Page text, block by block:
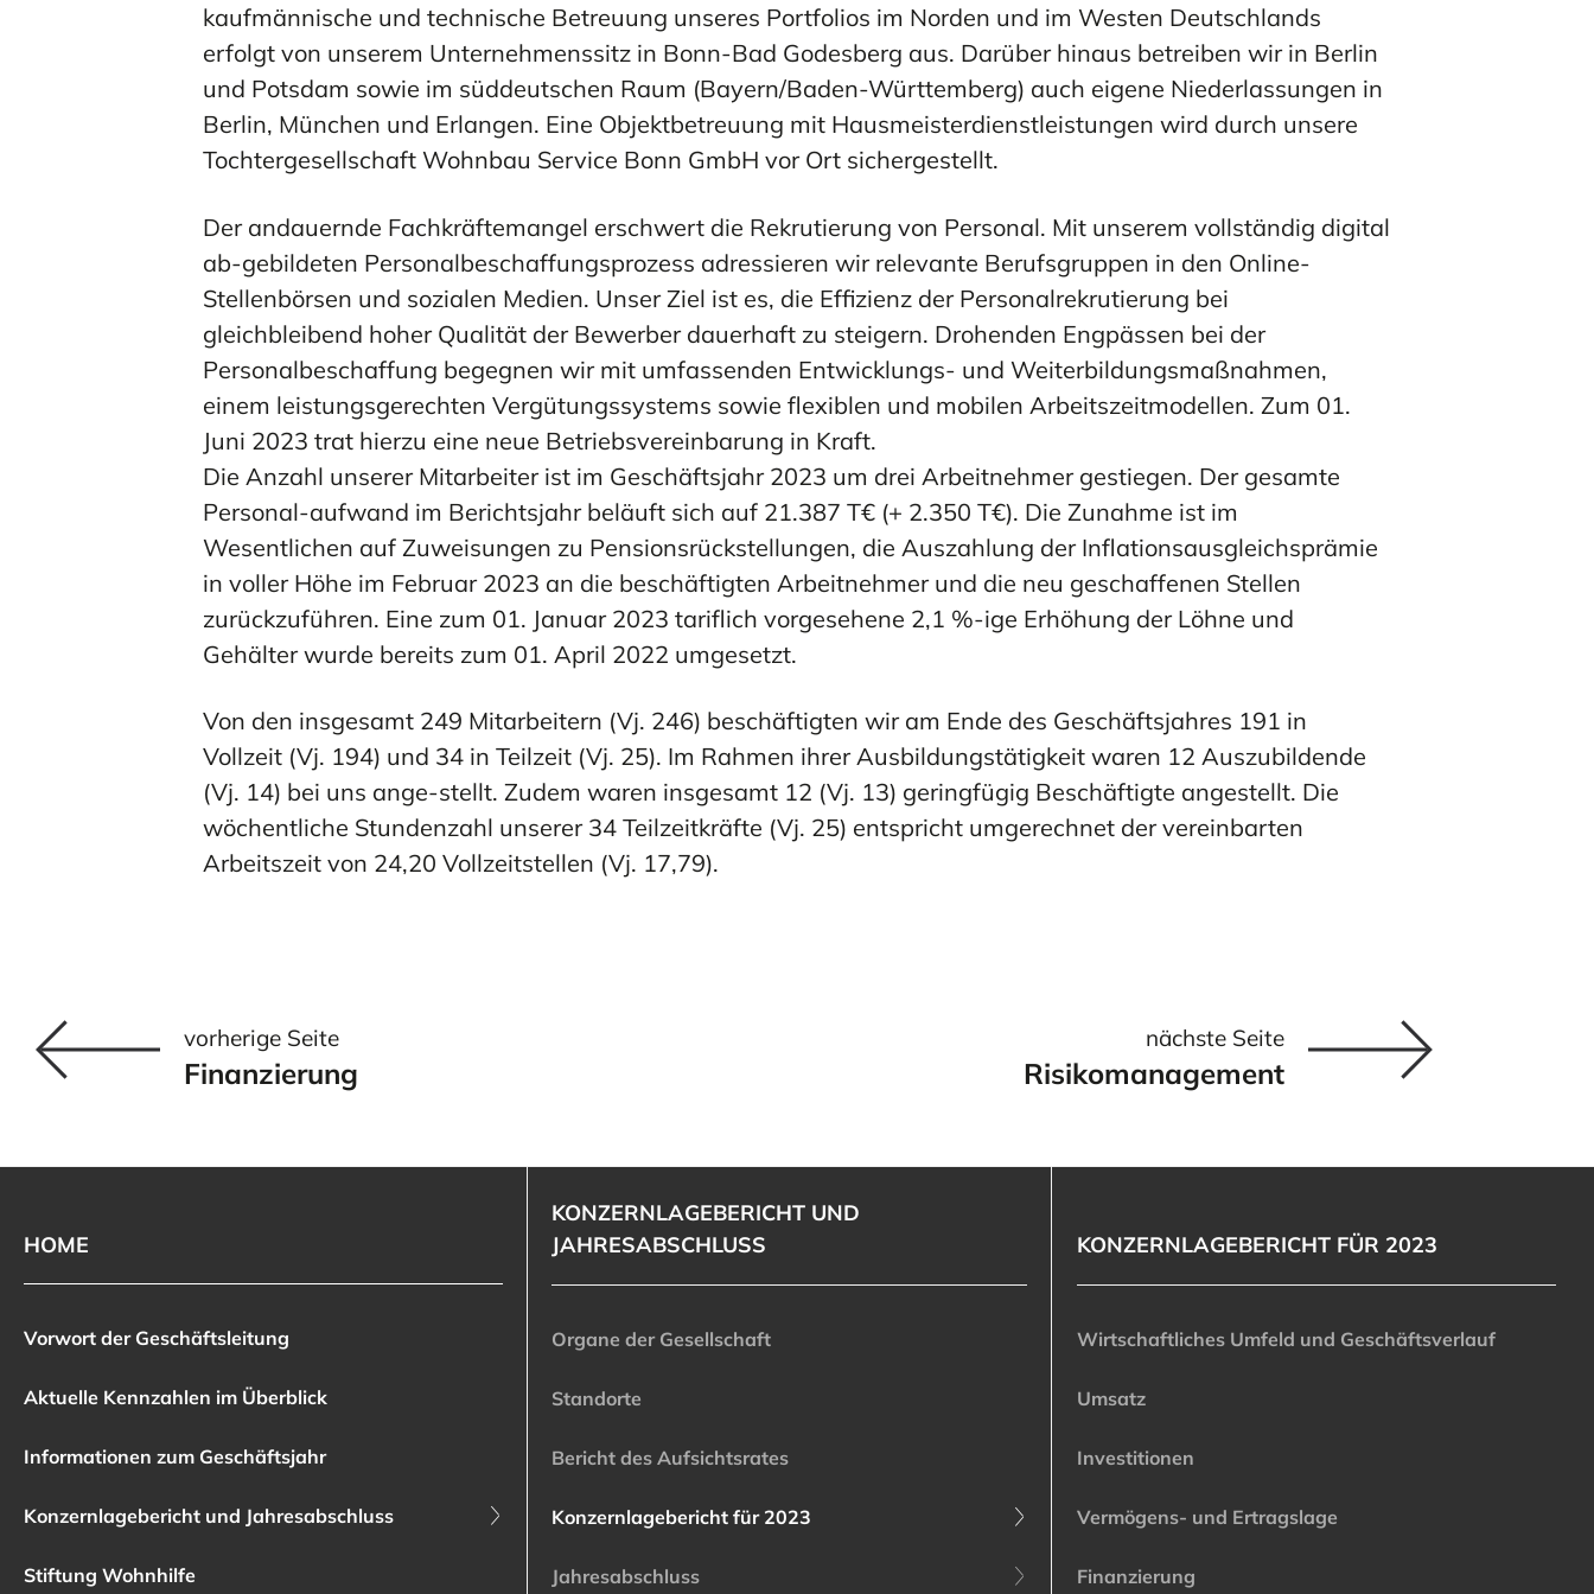
MEHR ERFAHREN MEHR ERFAHREN MEHR ERFAHREN
Standorte
Wohnhilfe
MEHR ERFAHREN
kaufmännische und technische Betreuung unseres Portfolios im Norden und im Westen Deutschlands
erfolgt von unserem Unternehmenssitz in Bonn-Bad Godesberg aus. Darüber hinaus betreiben wir in Berlin
und Potsdam sowie im süddeutschen Raum (Bayern/Baden-Württemberg) auch eigene Niederlassungen in
Berlin, München und Erlangen. Eine Objektbetreuung mit Hausmeisterdienstleistungen wird durch unsere
Tochtergesellschaft Wohnbau Service Bonn GmbH vor Ort sichergestellt.
Der andauernde Fachkräftemangel erschwert die Rekrutierung von Personal. Mit unserem vollständig digital
ab-gebildeten Personalbeschaffungsprozess adressieren wir relevante Berufsgruppen in den Online-
Stellenbörsen und sozialen Medien. Unser Ziel ist es, die Effizienz der Personalrekrutierung bei
gleichbleibend hoher Qualität der Bewerber dauerhaft zu steigern. Drohenden Engpässen bei der
Personalbeschaffung begegnen wir mit umfassenden Entwicklungs- und Weiterbildungsmaßnahmen,
einem leistungsgerechten Vergütungssystems sowie flexiblen und mobilen Arbeitszeitmodellen. Zum 01.
Juni 2023 trat hierzu eine neue Betriebsvereinbarung in Kraft.
Die Anzahl unserer Mitarbeiter ist im Geschäftsjahr 2023 um drei Arbeitnehmer gestiegen. Der gesamte
Personal-aufwand im Berichtsjahr beläuft sich auf 21.387 T€ (+ 2.350 T€). Die Zunahme ist im
Wesentlichen auf Zuweisungen zu Pensionsrückstellungen, die Auszahlung der Inflationsausgleichsprämie
in voller Höhe im Februar 2023 an die beschäftigten Arbeitnehmer und die neu geschaffenen Stellen
zurückzuführen. Eine zum 01. Januar 2023 tariflich vorgesehene 2,1 %-ige Erhöhung der Löhne und
Gehälter wurde bereits zum 01. April 2022 umgesetzt.
Von den insgesamt 249 Mitarbeitern (Vj. 246) beschäftigten wir am Ende des Geschäftsjahres 191 in
Vollzeit (Vj. 194) und 34 in Teilzeit (Vj. 25). Im Rahmen ihrer Ausbildungstätigkeit waren 12 Auszubildende
(Vj. 14) bei uns ange-stellt. Zudem waren insgesamt 12 (Vj. 13) geringfügig Beschäftigte angestellt. Die
wöchentliche Stundenzahl unserer 34 Teilzeitkräfte (Vj. 25) entspricht umgerechnet der vereinbarten
Arbeitszeit von 24,20 Vollzeitstellen (Vj. 17,79).
vorherige Seite
Finanzierung
nächste Seite
Risikomanagement
HOME
Vorwort der Geschäftsleitung
Aktuelle Kennzahlen im Überblick
Informationen zum Geschäftsjahr
Konzernlagebericht und Jahresabschluss
KONZERNLAGEBERICHT UND
JAHRESABSCHLUSS
Organe der Gesellschaft
Standorte
Bericht des Aufsichtsrates
Konzernlagebericht für 2023
KONZERNLAGEBERICHT FÜR 2023
Wirtschaftliches Umfeld und Geschäftsverlauf
Umsatz
Investitionen
Vermögens- und Ertragslage
Finanzierung
Jahresabschluss
Stiftung Wohnhilfe
Bestätigungsvermerk 2023
MEHR ERFAHREN
MEHR ERFAHREN MEHR ERFAHREN MEHR ERFAHREN